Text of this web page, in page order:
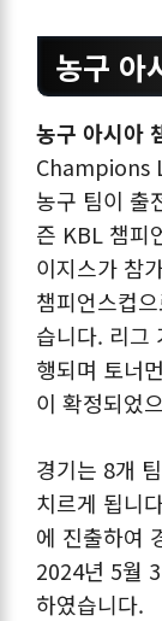
농구 아
농구 아시아
Champions
농구 팀이 출
즌 KBL 챔피
이지스가 참
챔피언스컵
습니다. 리그
행되며 토너
이 확정되었
경기는 8개
치르게 됩니
에 진출하여
2024년 5월
하였습니다.